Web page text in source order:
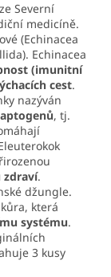
Severní
medicíně.
(Echinacea
Echinacea
(imunitní
cest.
nazýván
, tj.
zdraví.
džungle.
která
systému.
3 kusy